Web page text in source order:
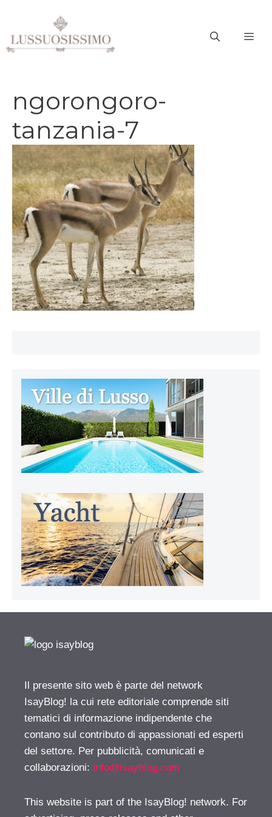
contenuto
ngorongoro-
tanzania-7
Il presente sito web è parte del network
IsayBlog! la cui rete editoriale comprende siti
tematici di informazione indipendente che
contano sul contributo di appassionati ed esperti
del settore. Per pubblicità, comunicati e
collaborazioni: info@isayblog.com
This website is part of the IsayBlog! network. For